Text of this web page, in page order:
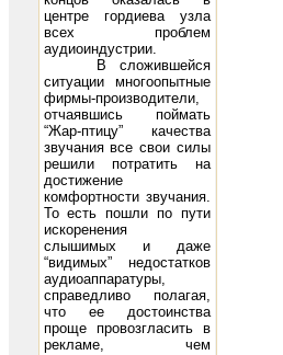
центре гордиева узла
всех проблем
аудиоиндустрии.
В сложившейся
ситуации многоопытные
фирмы-производители,
отчаявшись поймать
“Жар-птицу” качества
звучания все свои силы
решили потратить на
достижение
комфортности звучания.
То есть пошли по пути
искоренения
слышимых и даже
“видимых” недостатков
аудиоаппаратуры,
справедливо полагая,
что ее достоинства
проще провозгласить в
рекламе, чем